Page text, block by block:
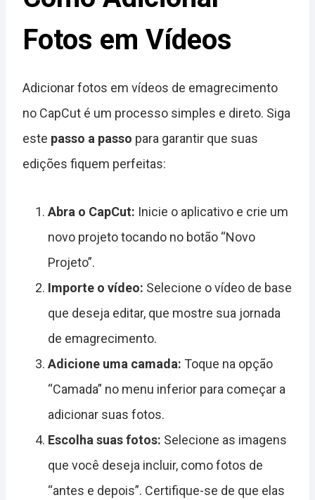
Fotos em Vídeos
Adicionar fotos em vídeos de emagrecimento
no CapCut é um processo simples e direto. Siga
este passo a passo para garantir que suas
edições fiquem perfeitas:
Abra o CapCut: Inicie o aplicativo e crie um
novo projeto tocando no botão “Novo
Projeto”.
Importe o vídeo: Selecione o vídeo de base
que deseja editar, que mostre sua jornada
de emagrecimento.
Adicione uma camada: Toque na opção
“Camada” no menu inferior para começar a
adicionar suas fotos.
Escolha suas fotos: Selecione as imagens
que você deseja incluir, como fotos de
“antes e depois”. Certifique-se de que elas